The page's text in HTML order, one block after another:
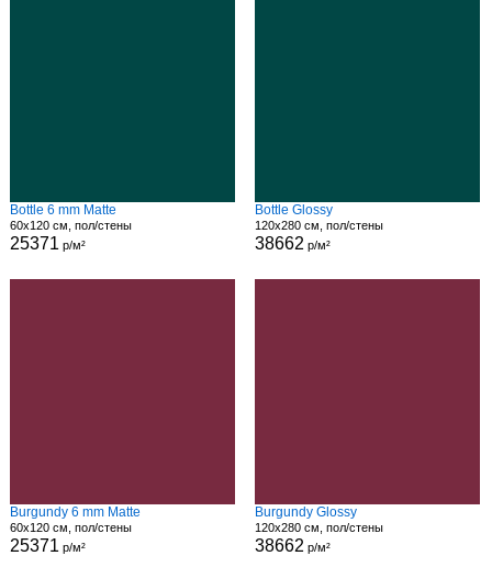
Bottle 6 mm Matte
60x120 см, пол/стены
25371 р/м²
Bottle Glossy
120x280 см, пол/стены
38662 р/м²
Burgundy 6 mm Matte
60x120 см, пол/стены
25371 р/м²
Burgundy Glossy
120x280 см, пол/стены
38662 р/м²